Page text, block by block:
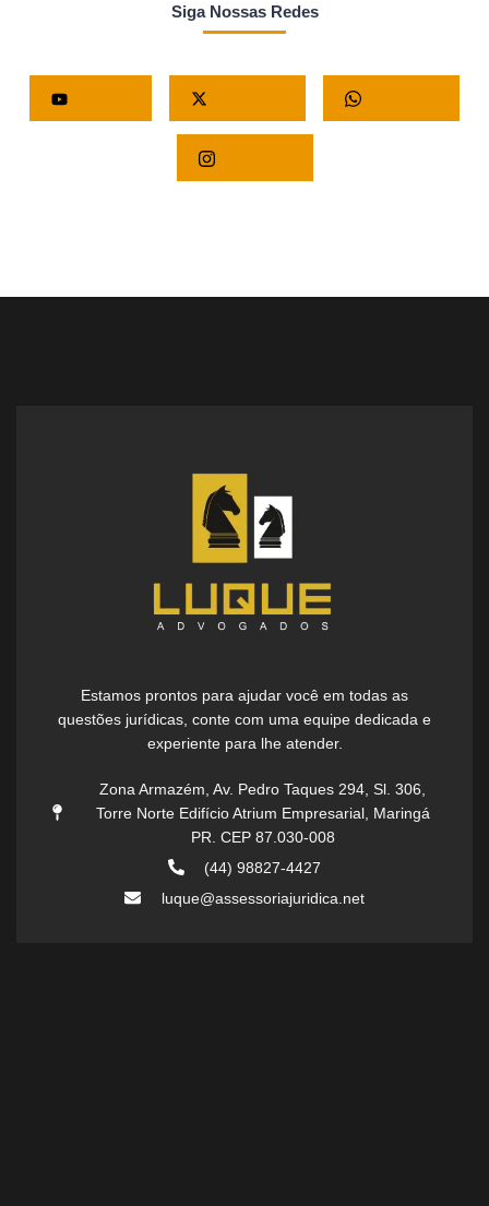
Siga Nossas Redes
Instagram
Estamos prontos para ajudar você em todas as
questões jurídicas, conte com uma equipe dedicada e
experiente para lhe atender.
Zona Armazém, Av. Pedro Taques 294, Sl. 306,
Torre Norte Edifício Atrium Empresarial, Maringá
PR. CEP 87.030-008
(44) 98827-4427
luque@assessoriajuridica.net